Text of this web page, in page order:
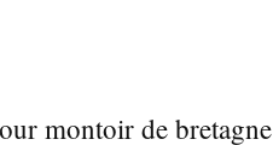
montoir de bretagne